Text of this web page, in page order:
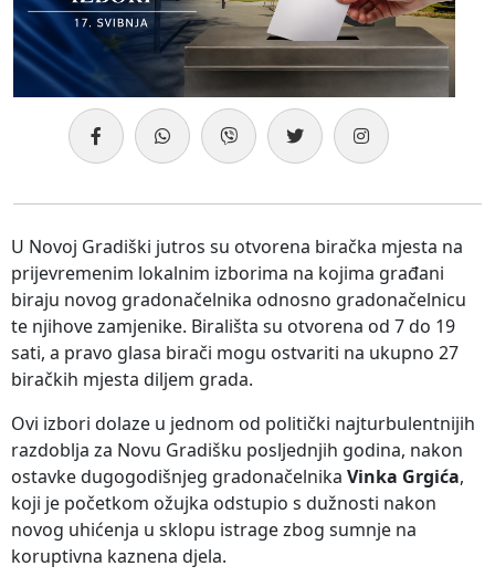
U Novoj Gradiški jutros su otvorena biračka mjesta na
prijevremenim lokalnim izborima na kojima građani
biraju novog gradonačelnika odnosno gradonačelnicu
te njihove zamjenike. Birališta su otvorena od 7 do 19
sati, a pravo glasa birači mogu ostvariti na ukupno 27
biračkih mjesta diljem grada.
Ovi izbori dolaze u jednom od politički najturbulentnijih
razdoblja za Novu Gradišku posljednjih godina, nakon
ostavke dugogodišnjeg gradonačelnika Vinka Grgića,
koji je početkom ožujka odstupio s dužnosti nakon
novog uhićenja u sklopu istrage zbog sumnje na
koruptivna kaznena djela.